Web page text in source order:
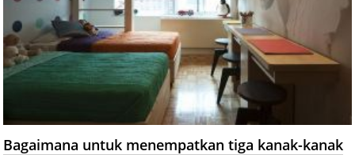
Bagaimana untuk menempatkan tiga kanak-kanak